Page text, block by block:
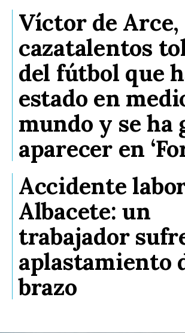
Víctor de Arce,
cazatalentos
del fútbol que
estado en
mundo y se ha
aparecer en
Accidente
Albacete: un
trabajador
aplastamiento
brazo